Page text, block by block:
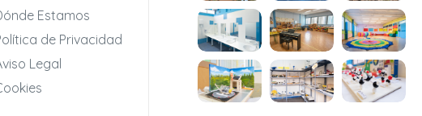
Estamos
de Privacidad
Legal